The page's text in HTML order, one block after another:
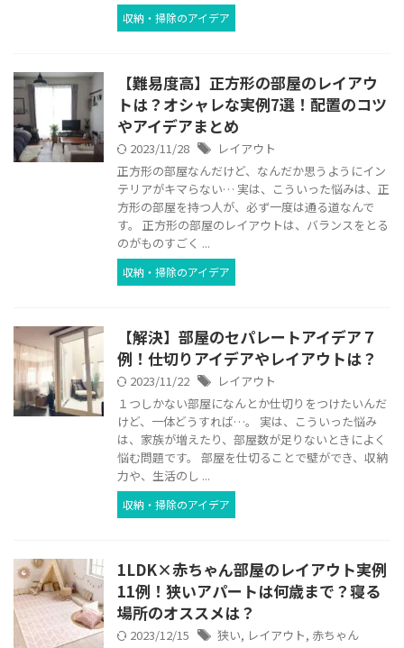
収納・掃除のアイデア
【難易度高】正方形の部屋のレイアウ
トは？オシャレな実例7選！配置のコツ
やアイデアまとめ
2023/11/28
レイアウト
正方形の部屋なんだけど、なんだか思うようにイン
テリアがキマらない… 実は、こういった悩みは、正
方形の部屋を持つ人が、必ず一度は通る道なんで
す。 正方形の部屋のレイアウトは、バランスをとる
のがものすごく ...
収納・掃除のアイデア
【解決】部屋のセパレートアイデア７
例！仕切りアイデアやレイアウトは？
2023/11/22
レイアウト
１つしかない部屋になんとか仕切りをつけたいんだ
けど、一体どうすれば…。 実は、こういった悩み
は、家族が増えたり、部屋数が足りないときによく
悩む問題です。 部屋を仕切ることで壁ができ、収納
力や、生活のし ...
収納・掃除のアイデア
1LDK×赤ちゃん部屋のレイアウト実例
11例！狭いアパートは何歳まで？寝る
場所のオススメは？
2023/12/15 狭い, レイアウト, 赤ちゃん